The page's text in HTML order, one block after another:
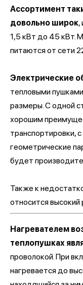
Ассортимент
довольно широк,
1,5 кВт до 45 кВт.
питаются от сети
Электрические
тепловыми
размеры. С одной
хорошим
транспортировки,
геометрические
будет
Также к
относится высокий
Нагревателем
теплопушках
проволокой. При
нагревается до